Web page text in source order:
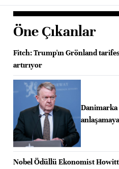
Öne Çıkanlar
Fitch: Trump'ın Grönland
artırıyor
Danimarka
Nobel Ödüllü Ekonomist